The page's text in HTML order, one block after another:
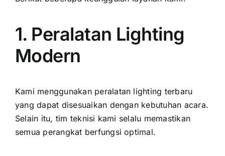
1. Peralatan Lighting
Modern
Kami menggunakan peralatan lighting terbaru
yang dapat disesuaikan dengan kebutuhan acara.
Selain itu, tim teknisi kami selalu memastikan
semua perangkat berfungsi optimal.